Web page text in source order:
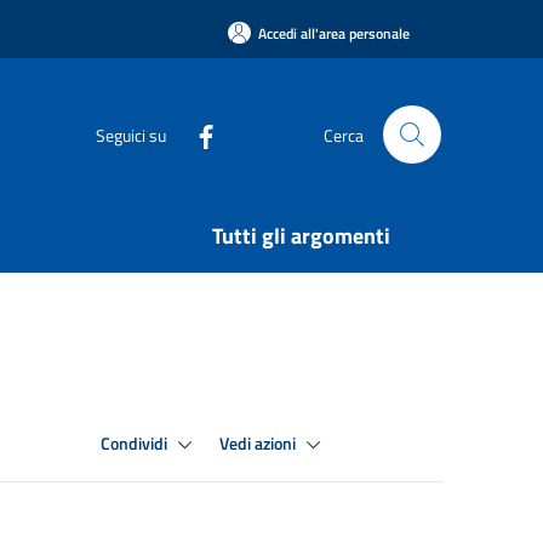
Accedi all'area personale
Seguici su Cerca
Tutti gli argomenti
Condividi Vedi azioni